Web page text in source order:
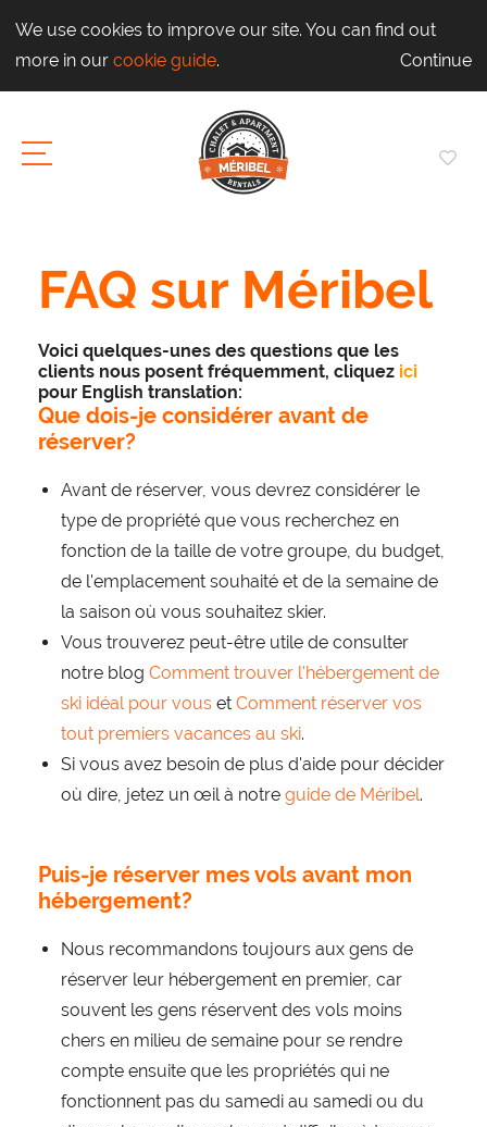
We use cookies to improve our site. You can find out
more in our cookie guide. Continue
FAQ sur Méribel
Voici quelques-unes des questions que les
clients nous posent fréquemment, cliquez ici
pour English translation:
Que dois-je considérer avant de
réserver?
Avant de réserver, vous devrez considérer le
type de propriété que vous recherchez en
fonction de la taille de votre groupe, du budget,
de l'emplacement souhaité et de la semaine de
la saison où vous souhaitez skier.
Vous trouverez peut-être utile de consulter
notre blog Comment trouver l'hébergement de
ski idéal pour vous et Comment réserver vos
tout premiers vacances au ski.
Si vous avez besoin de plus d'aide pour décider
où dire, jetez un œil à notre guide de Méribel.
Puis-je réserver mes vols avant mon
hébergement?
Nous recommandons toujours aux gens de
réserver leur hébergement en premier, car
souvent les gens réservent des vols moins
chers en milieu de semaine pour se rendre
compte ensuite que les propriétés qui ne
fonctionnent pas du samedi au samedi ou du